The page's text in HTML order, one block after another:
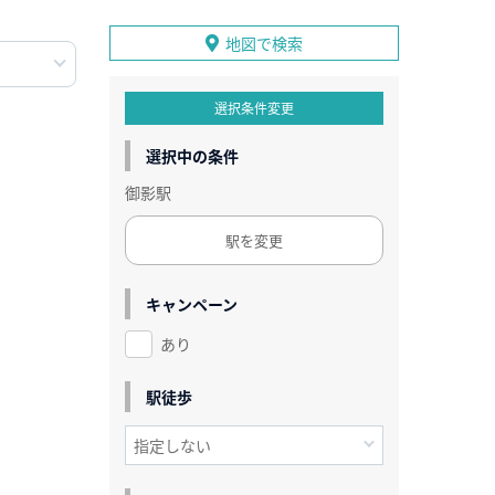
地図で検索
選択条件変更
選択中の条件
御影駅
駅を変更
キャンペーン
あり
駅徒歩